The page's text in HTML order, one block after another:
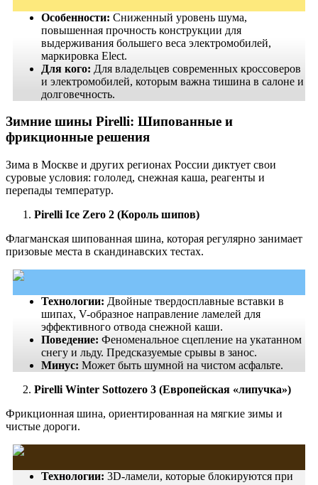
Особенности: Сниженный уровень шума,
повышенная прочность конструкции для
выдерживания большего веса электромобилей,
маркировка Elect.
Для кого: Для владельцев современных кроссоверов
и электромобилей, которым важна тишина в салоне и
долговечность.
Зимние шины Pirelli: Шипованные и
фрикционные решения
Зима в Москве и других регионах России диктует свои
суровые условия: гололед, снежная каша, реагенты и
перепады температур.
Pirelli Ice Zero 2 (Король шипов)
Флагманская шипованная шина, которая регулярно занимает
призовые места в скандинавских тестах.
Технологии: Двойные твердосплавные вставки в
шипах, V-образное направление ламелей для
эффективного отвода снежной каши.
Поведение: Феноменальное сцепление на укатанном
снегу и льду. Предсказуемые срывы в занос.
Минус: Может быть шумной на чистом асфальте.
Pirelli Winter Sottozero 3 (Европейская «липучка»)
Фрикционная шина, ориентированная на мягкие зимы и
чистые дороги.
Технологии: 3D-ламели, которые блокируются при